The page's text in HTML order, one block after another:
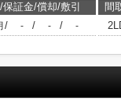
証金/償却/敷引 間
/ - / - / -